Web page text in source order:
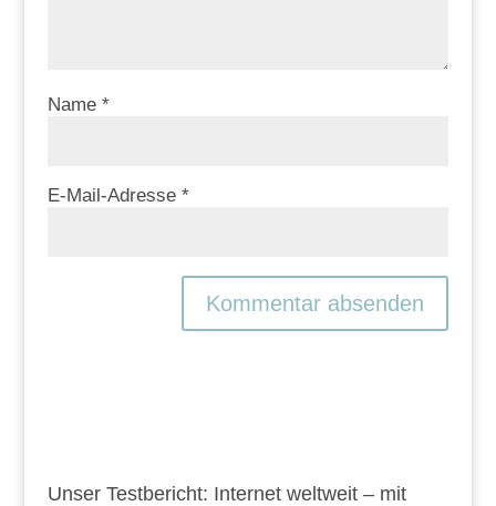
Name *
E-Mail-Adresse *
Unser Testbericht: Internet weltweit – mit